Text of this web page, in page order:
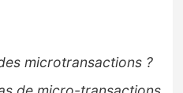
microtransactions ?